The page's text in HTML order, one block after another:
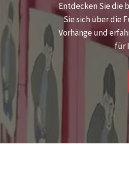
Entdecken Sie die
Sie sich über die
Vorhänge und
für